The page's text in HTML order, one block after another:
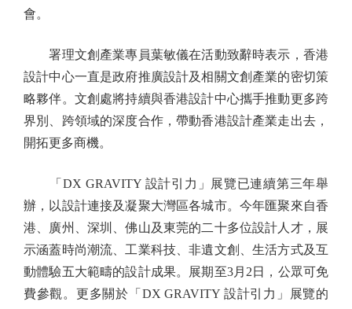
會。
署理文創產業專員葉敏儀在活動致辭時表示，香港
設計中心一直是政府推廣設計及相關文創產業的密切策
略夥伴。文創處將持續與香港設計中心攜手推動更多跨
界別、跨領域的深度合作，帶動香港設計產業走出去，
開拓更多商機。
「DX GRAVITY 設計引力」展覽已連續第三年舉
辦，以設計連接及凝聚大灣區各城市。今年匯聚來自香
港、廣州、深圳、佛山及東莞的二十多位設計人才，展
示涵蓋時尚潮流、工業科技、非遺文創、生活方式及互
動體驗五大範疇的設計成果。展期至3月2日，公眾可免
費參觀。更多關於「DX GRAVITY 設計引力」展覽的